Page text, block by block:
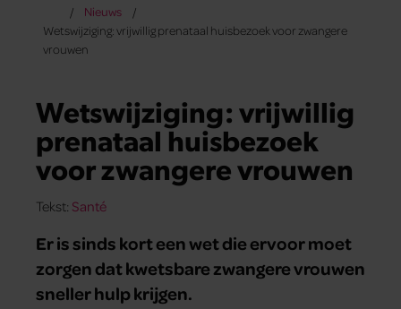
Nieuws
Wetswijziging: vrijwillig prenataal huisbezoek voor zwangere
vrouwen
Wetswijziging: vrijwillig
prenataal huisbezoek
voor zwangere vrouwen
Tekst: Santé
Er is sinds kort een wet die ervoor moet
zorgen dat kwetsbare zwangere vrouwen
sneller hulp krijgen.